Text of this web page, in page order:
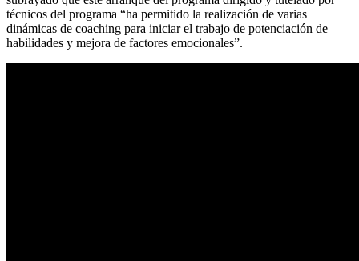
técnicos del programa “ha permitido la realización de varias
dinámicas de coaching para iniciar el trabajo de potenciación de
habilidades y mejora de factores emocionales”.